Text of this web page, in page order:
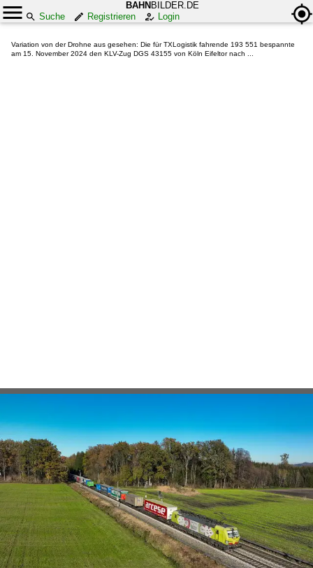
BAHN BILDER.DE
Suche
Registrieren Login
Variation von der Drohne aus gesehen: Die für TXLogistik fahrende 193 551 bespannte
am 15. November 2024 den KLV-Zug DGS 43155 von Köln Eifeltor nach ...